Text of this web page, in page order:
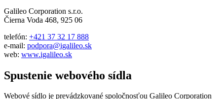
Galileo Corporation s.r.o.
Čierna Voda 468, 925 06
telefón: +421 37 32 17 888
e-mail: podpora@igalileo.sk
web: www.igalileo.sk
Spustenie webového sídla
Webové sídlo je prevádzkované spoločnosťou Galileo Corporation